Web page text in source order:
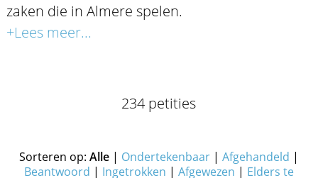
zaken die in Almere spelen.
+Lees meer...
234 petities
Sorteren op: Alle| Ondertekenbaar| Afgehandeld |
Beantwoord | Ingetrokken | Afgewezen | Elders te